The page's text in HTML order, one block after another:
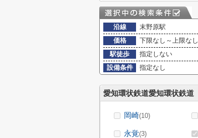
沿線
末野原駅
価格
下限なし～上限なし
駅徒歩
指定しない
設備条件
指定なし
愛知環状鉄道愛知環状鉄道
岡崎(10)
永覚(3)